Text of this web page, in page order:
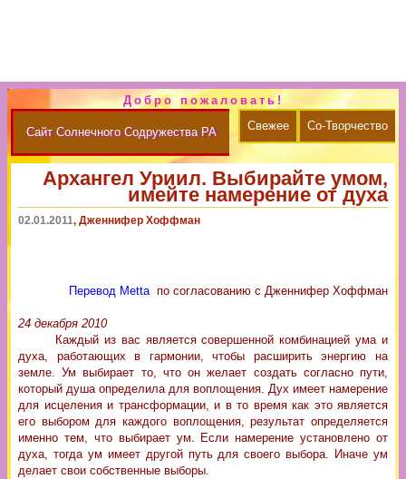
Добро пожаловать!
Сайт Солнечного Содружества РА Свежее Со-Творчество
Архангел Уриил. Выбирайте умом,
имейте намерение от духа
02.01.2011, Дженнифер Хоффман
Перевод Mettaпо согласованию с Дженнифер Хоффман
24 декабря 2010
Каждый из вас является совершенной комбинацией ума и
духа, работающих в гармонии, чтобы расширить энергию на
земле. Ум выбирает то, что он желает создать согласно пути,
который душа определила для воплощения. Дух имеет намерение
для исцеления и трансформации, и в то время как это является
его выбором для каждого воплощения, результат определяется
именно тем, что выбирает ум. Если намерение установлено от
духа, тогда ум имеет другой путь для своего выбора. Иначе ум
делает свои собственные выборы.